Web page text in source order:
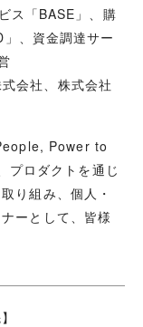
ス「BASE」、購
、資金調達サー
会社、株式会社
Power to
プロダクトを通じ
り組み、個人・
ーとして、皆様